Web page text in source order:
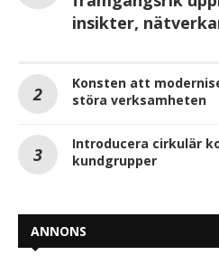
insikter,
Konsten att
störa verksamheten
Introducera cirkulär
kundgrupper
ANNONS